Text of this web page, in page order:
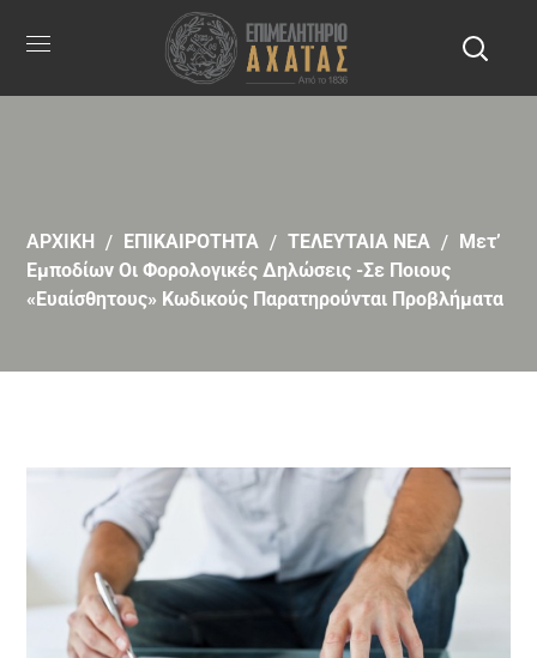
ΑΡΧΙΚΗ ΕΠΙΚΑΙΡΟΤΗΤΑ ΤΕΛΕΥΤΑΙΑ ΝΕΑ
Μετ’
Εμποδίων Οι Φορολογικές Δηλώσεις -Σε Ποιους
«ευαίσθητους» Κωδικούς Παρατηρούνται Προβλήματα